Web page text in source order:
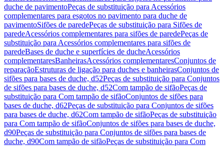
duche de pavimentoPeças de substituição para Acessórios
complementares para esgotos no pavimento para duche de
pavimentoSifões de paredePeças de substituição para Sifões de
paredeAcessórios complementares para sifões de paredePeças de
substituição para Acessórios complementares para sifões de
paredeBases de duche e superfícies de ducheAcessórios
complementaresBanheirasAcessórios complementaresConjuntos de
reparaçãoEstruturas de ligação para duches e banheirasConjuntos de
sifões para bases de duche, d52Peças de substituição para Conjuntos
de sifões para bases de duche, d52Com tampão de sifãoPeças de
substituição para Com tampão de sifãoConjuntos de sifões para
bases de duche, d62Peças de substituição para Conjuntos de sifões
para bases de duche, d62Com tampão de sifãoPeças de substituição
para Com tampão de sifãoConjuntos de sifões para bases de duche,
d90Peças de substituição para Conjuntos de sifões para bases de
duche, d90Com tampão de sifãoPeças de substituição para Com